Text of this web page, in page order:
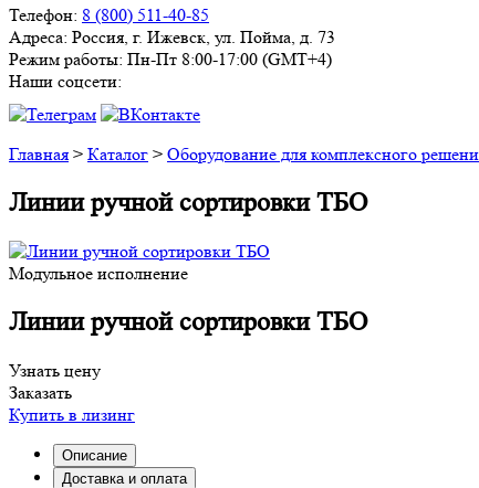
Телефон: 8 (800) 511-40-85
Адреса: Россия, г. Ижевск, ул. Пойма, д. 73
Режим работы: Пн-Пт 8:00-17:00 (GMT+4)
Наши соцсети:
Главная > Каталог > Оборудование для комплексного
Линии ручной сортировки ТБО
Модульное исполнение
Линии ручной сортировки ТБО
Узнать цену
Заказать
Купить в лизинг
Описание
Доставка и оплата